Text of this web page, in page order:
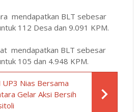
mendapatkan BLT sebesar
112 Desa dan 9.091 KPM.
mendapatkan BLT sebesar
105 dan 4.948 KPM.
UP3 Nias Bersama
Gelar Aksi Bersih